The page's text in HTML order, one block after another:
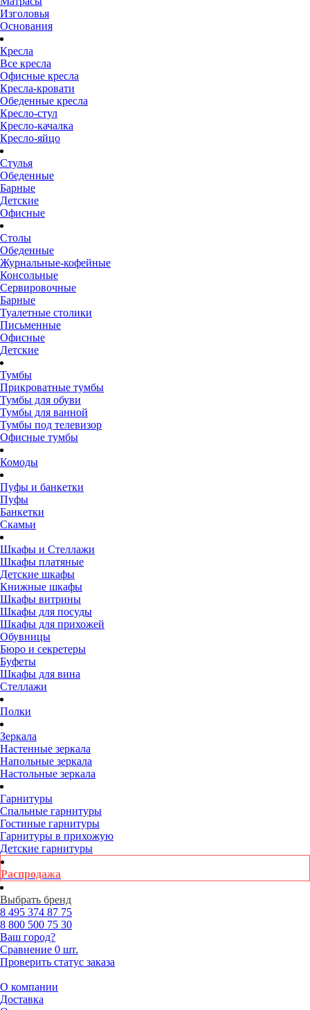
Изголовья
Основания
Кресла
Все кресла
Офисные кресла
Кресла-кровати
Обеденные кресла
Кресло-стул
Кресло-качалка
Кресло-яйцо
Стулья
Обеденные
Барные
Детские
Офисные
Столы
Обеденные
Журнальные-кофейные
Консольные
Сервировочные
Барные
Туалетные столики
Письменные
Офисные
Детские
Тумбы
Прикроватные тумбы
Тумбы для обуви
Тумбы для ванной
Тумбы под телевизор
Офисные тумбы
Комоды
Пуфы и банкетки
Пуфы
Банкетки
Скамьи
Шкафы и Стеллажи
Шкафы платяные
Детские шкафы
Книжные шкафы
Шкафы витрины
Шкафы для посуды
Шкафы для прихожей
Обувницы
Бюро и секретеры
Буфеты
Шкафы для вина
Стеллажи
Полки
Зеркала
Настенные зеркала
Напольные зеркала
Настольные зеркала
Гарнитуры
Спальные гарнитуры
Гостиные гарнитуры
Гарнитуры в прихожую
Детские гарнитуры
Распродажа
Выбрать бренд
8 495 374 87 75
8 800 500 75 30
Ваш город?
Сравнение 0 шт.
Проверить статус заказа
О компании
Доставка